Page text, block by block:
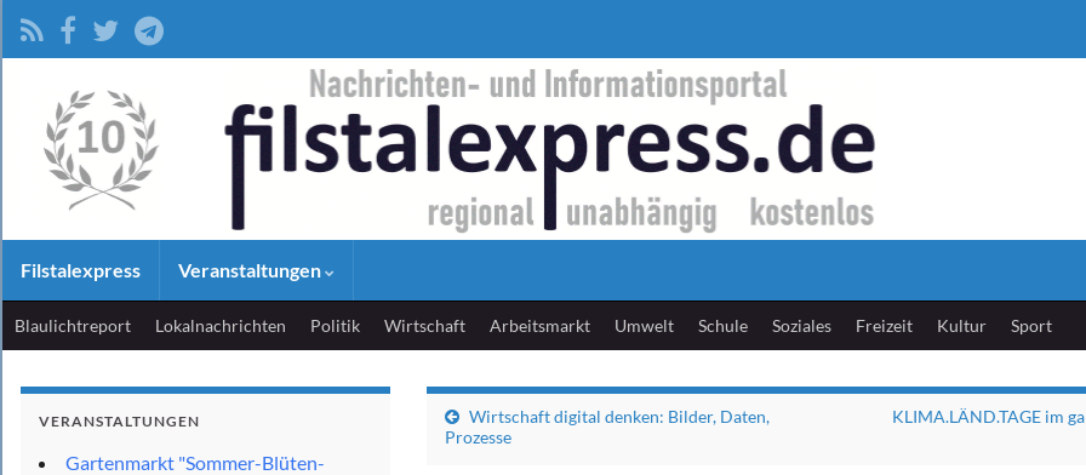
Filstalexpress Veranstaltungen
Blaulichtreport Lokalnachrichten Politik Wirtschaft Arbeitsmarkt Umwelt Schule Soziales Freizeit Kultur Sport
Wirtschaft digital denken: Bilder, Daten,
Prozesse
KLIMA.LÄND.TAGE im
VERANSTALTUNGEN
Gartenmarkt "Sommer-Blüten-